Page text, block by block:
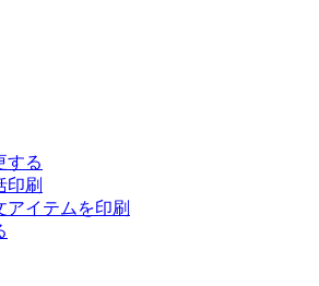
する
印刷
イテムを印刷